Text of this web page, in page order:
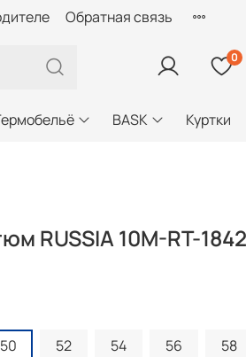
Обратная связь
0
BASK Куртки
RUSSIA 10M-RT-1842
50 52 54 56 58